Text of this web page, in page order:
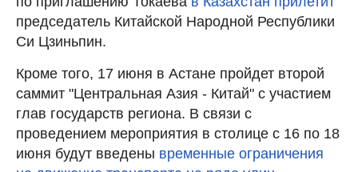
председатель Китайской Народной Республики
Си Цзиньпин.
Кроме того, 17 июня в Астане пройдет второй
саммит "Центральная Азия - Китай" с участием
глав государств региона. В связи с
проведением мероприятия в столице с 16 по 18
июня будут введены временные ограничения